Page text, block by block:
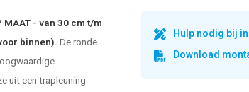
- van 30 cm t/m
binnen). De ronde
uit een trapleuning
Hulp nodig bij
Download